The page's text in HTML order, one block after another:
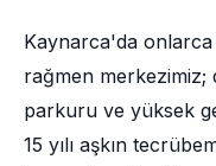
Kaynarca'da
rağmen
parkuru ve yüksek
15 yılı aşkın